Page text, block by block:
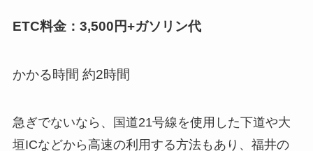
ETC料金：3,500円+ガソリン代
かかる時間 約2時間
急ぎでないなら、国道21号線を使用した下道や大
垣ICなどから高速の利用する方法もあり、福井の